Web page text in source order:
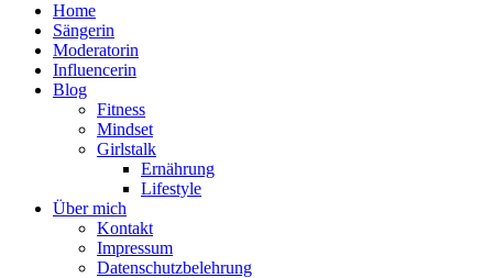
Home
Sängerin
Moderatorin
Influencerin
Blog
Fitness
Mindset
Girlstalk
Ernährung
Lifestyle
Über mich
Kontakt
Impressum
Datenschutzbelehrung